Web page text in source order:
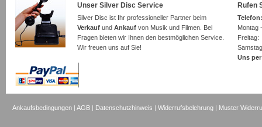
Unser Silver Disc Service
Silver Disc ist Ihr professioneller Partner beim
Verkauf und Ankauf von Musik und Filmen. Bei
Fragen bieten wir Ihnen den bestmöglichen Service.
Wir freuen uns auf Sie!
Rufen
Montag
Uns
Ankaufsbedingungen |AGB | Datenschutzhinweis |Widerrufsbelehrung | Muster